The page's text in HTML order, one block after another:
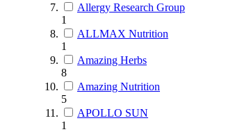
Allergy Research Group
1
ALLMAX Nutrition
1
Amazing Herbs
8
Amazing Nutrition
5
APOLLO SUN
1